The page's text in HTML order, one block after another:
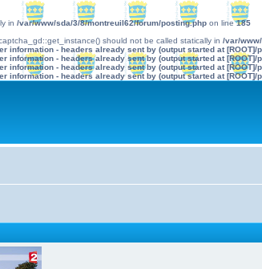
in /var/www/sda/3/8/montreuil62/forum/posting.php on line185
should not be called statically in /var/
information - headers already sent by (output started at [ROOT]/
information - headers already sent by (output started at [ROOT]/
information - headers already sent by (output started at [ROOT]/
information - headers already sent by (output started at [ROOT]/